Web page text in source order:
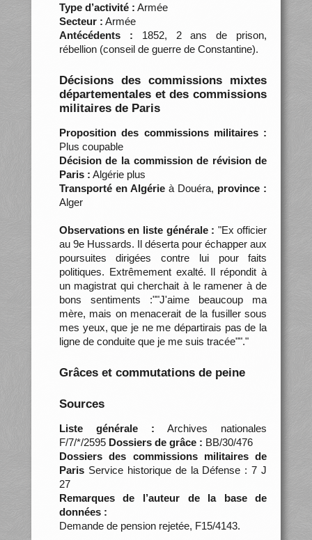
Type d’activité : Armée
Secteur : Armée
Antécédents : 1852, 2 ans de prison,
rébellion (conseil de guerre de Constantine).
Décisions des commissions mixtes
départementales et des commissions
militaires de Paris
Proposition des commissions militaires :
Plus coupable
Décision de la commission de révision de
Paris : Algérie plus
Transporté en Algérieà Douéra, province :
Alger
Observations en liste générale : "Ex officier
au 9e Hussards. Il déserta pour échapper aux
poursuites dirigées contre lui pour faits
politiques. Extrêmement exalté. Il répondit à
un magistrat qui cherchait à le ramener à de
bons sentiments :""J'aime beaucoup ma
mère, mais on menacerait de la fusiller sous
mes yeux, que je ne me départirais pas de la
ligne de conduite que je me suis tracée""."
Grâces et commutations de peine
Sources
Liste générale : Archives nationales
F/7/*/2595 Dossiers de grâce : BB/30/476
Dossiers des commissions militaires de
ParisService historique de la Défense : 7 J
27
Remarques de l’auteur de la base de
données :
Demande de pension rejetée, F15/4143.